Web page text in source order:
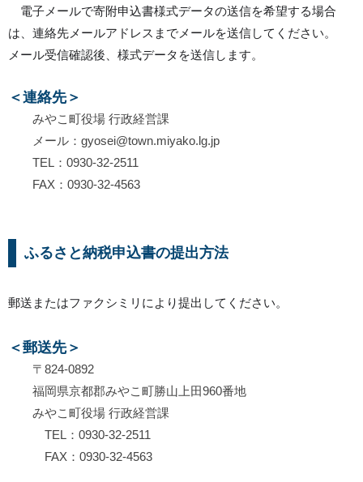
電子メールで寄附申込書様式データの送信を希望する場合
は、連絡先メールアドレスまでメールを送信してください。
メール受信確認後、様式データを送信します。
＜連絡先＞
みやこ町役場 行政経営課
メール：gyosei@town.miyako.lg.jp
TEL：0930-32-2511
FAX：0930-32-4563
ふるさと納税申込書の提出方法
郵送またはファクシミリにより提出してください。
＜郵送先＞
〒824-0892
福岡県京都郡みやこ町勝山上田960番地
みやこ町役場 行政経営課
TEL：0930-32-2511
FAX：0930-32-4563